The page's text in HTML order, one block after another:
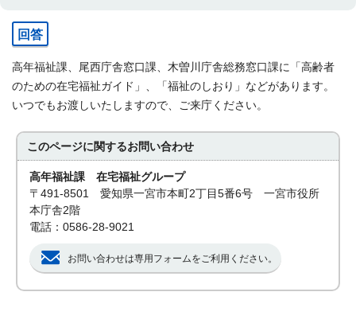
回答
高年福祉課、尾西庁舎窓口課、木曽川庁舎総務窓口課に「高齢者
のための在宅福祉ガイド」、「福祉のしおり」などがあります。
いつでもお渡しいたしますので、ご来庁ください。
このページに関するお問い合わせ
高年福祉課 在宅福祉グループ
〒491-8501 愛知県一宮市本町2丁目5番6号 一宮市役所
本庁舎2階
電話：0586-28-9021
お問い合わせは専用フォームをご利用ください。